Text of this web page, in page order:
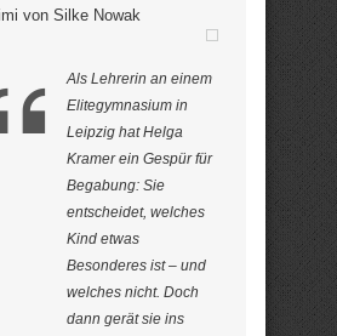
von Silke Nowak
Als Lehrerin an einem
Elitegymnasium in
Leipzig hat Helga
Kramer ein Gespür für
Begabung: Sie
entscheidet, welches
Kind etwas
Besonderes ist – und
welches nicht. Doch
dann gerät sie ins